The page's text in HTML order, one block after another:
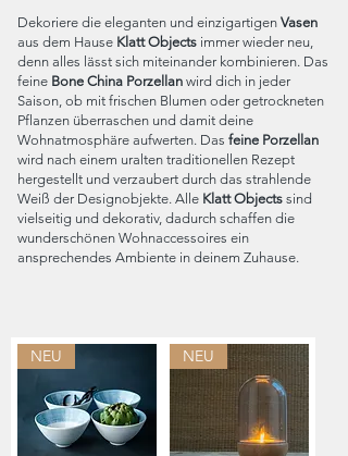
Dekoriere die eleganten und einzigartigen Vasen
aus dem Hause Klatt Objects immer wieder neu,
denn alles lässt sich miteinander kombinieren. Das
feine Bone China Porzellan wird dich in jeder
Saison, ob mit frischen Blumen oder getrockneten
Pflanzen überraschen und damit deine
Wohnatmosphäre aufwerten. Das feine Porzellan
wird nach einem uralten traditionellen Rezept
hergestellt und verzaubert durch das strahlende
Weiß der Designobjekte. Alle Klatt Objects sind
vielseitig und dekorativ, dadurch schaffen die
wunderschönen Wohnaccessoires ein
ansprechendes Ambiente in deinem Zuhause.
NEU NEU